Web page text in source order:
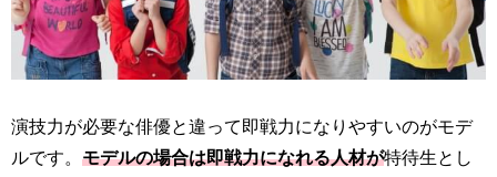
演技力が必要な俳優と違って即戦力になりやすいのがモデ
ルです。 モデルの場合は即戦力になれる人材が特待生とし